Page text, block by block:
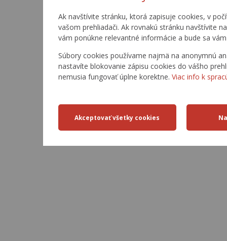
Ak navštívite stránku, ktorá zapisuje cookies, v
vašom prehliadači. Ak rovnakú stránku navštívite
vám ponúkne relevantné informácie a bude sa
Súbory cookies používame najmä na anonymnú
nastavíte blokovanie zápisu cookies do vášho
nemusia fungovať úplne korektne. Viac info k